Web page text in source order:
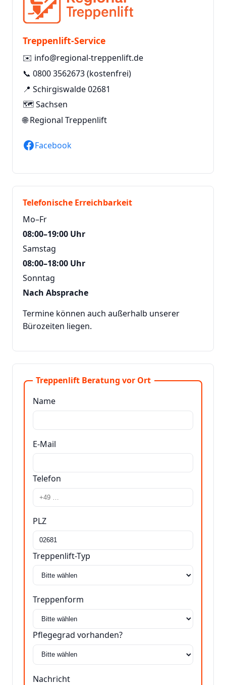
Treppenlift-Service
✉️ info@regional-treppenlift.de
📞 0800 3562673(kostenfrei)
📍 Schirgiswalde 02681
🗺️ Sachsen
🌐Regional Treppenlift
Facebook
Telefonische Erreichbarkeit
Mo–Fr
08:00–19:00 Uhr
Samstag
08:00–18:00 Uhr
Sonntag
Nach Absprache
Termine können auch außerhalb unserer
Bürozeiten liegen.
Treppenlift Beratung vor Ort
Name
E-Mail
Telefon
PLZ
Treppenlift-Typ
Treppenform
Pflegegrad vorhanden?
Nachricht